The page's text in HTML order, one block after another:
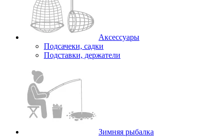
Аксессуары
Подсачеки, садки
Подставки, держатели
Зимняя рыбалка